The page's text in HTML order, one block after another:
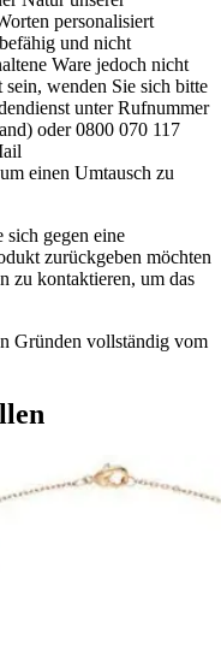
personalisiert
und nicht
Ware jedoch nicht
wenden Sie sich bitte
unter Rufnummer
oder 0800 070 117
einen Umtausch zu
sich gegen eine
zurückgeben möchten
zu kontaktieren, um das
Gründen vollständig vom